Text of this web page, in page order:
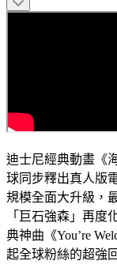
迪士尼經典動畫《
球同步釋出真人版
規模全面大升級，
「巨石強森」再度
典神曲《You’re
起全球粉絲的超強